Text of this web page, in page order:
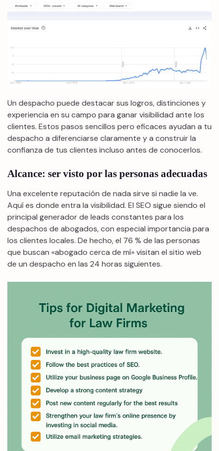
Un despacho puede destacar sus logros, distinciones y
experiencia en su campo para ganar visibilidad ante los
clientes. Estos pasos sencillos pero eficaces ayudan a tu
despacho a diferenciarse claramente y a construir la
confianza de tus clientes incluso antes de conocerlos.
Alcance: ser visto por las personas adecuadas
Una excelente reputación de nada sirve si nadie la ve.
Aquí es donde entra la visibilidad. El SEO sigue siendo el
principal generador de leads constantes para los
despachos de abogados, con especial importancia para
los clientes locales. De hecho, el 76 % de las personas
que buscan «abogado cerca de mí» visitan el sitio web
de un despacho en las 24 horas siguientes.